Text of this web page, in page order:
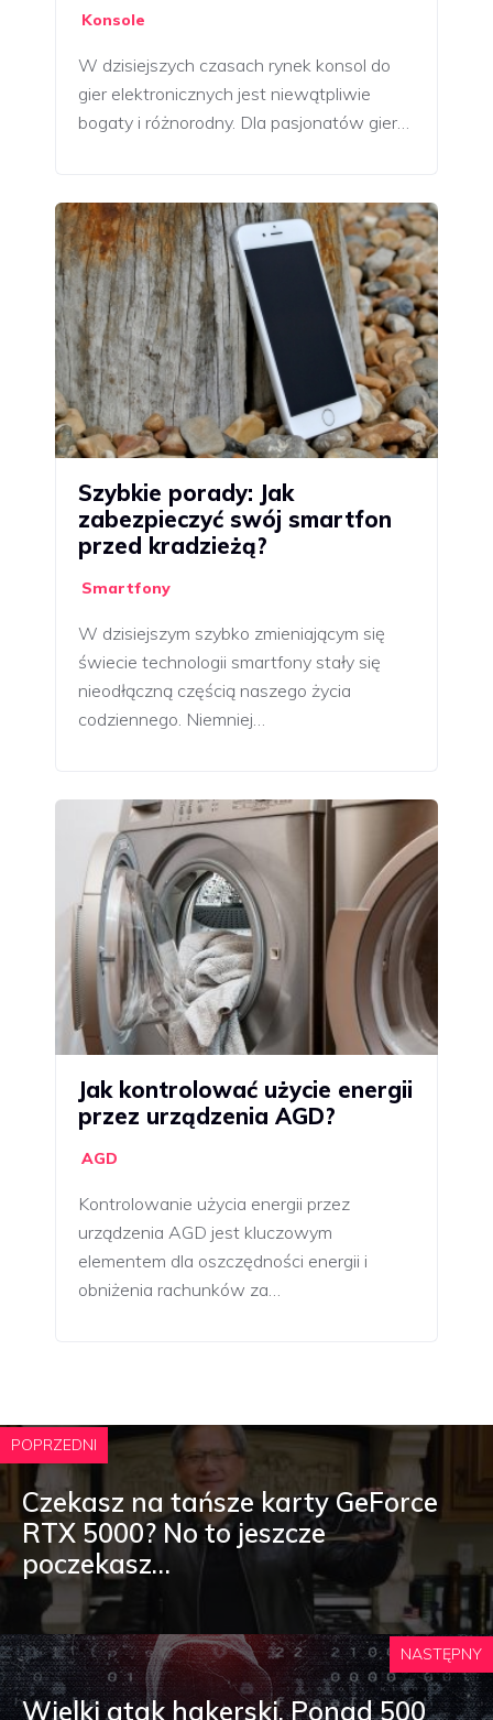
Konsole
W dzisiejszych czasach rynek konsol do
gier elektronicznych jest niewątpliwie
bogaty i różnorodny. Dla pasjonatów gier…
Szybkie porady: Jak
zabezpieczyć swój smartfon
przed kradzieżą?
Smartfony
W dzisiejszym szybko zmieniającym się
świecie technologii smartfony stały się
nieodłączną częścią naszego życia
codziennego. Niemniej…
Jak kontrolować użycie energii
przez urządzenia AGD?
AGD
Kontrolowanie użycia energii przez
urządzenia AGD jest kluczowym
elementem dla oszczędności energii i
obniżenia rachunków za…
POPRZEDNI
Czekasz na tańsze karty GeForce
RTX 5000? No to jeszcze
poczekasz…
NASTĘPNY
Wielki atak hakerski. Ponad 500